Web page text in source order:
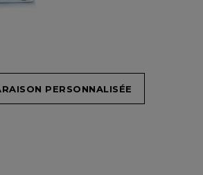
PERSONNALISÉE